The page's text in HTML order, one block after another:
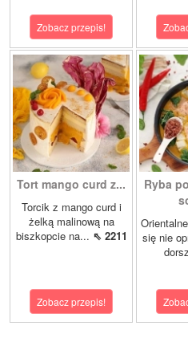
Zobacz przepis!
Tort mango curd z...
Torcik z mango curd i
żelką malinową na
biszkopcie na... ⇖ 2211
Zobacz przepis!
Ryba
się nie